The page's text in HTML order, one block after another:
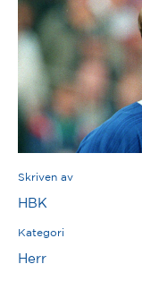
Skriven av
HBK
Kategori
Herr